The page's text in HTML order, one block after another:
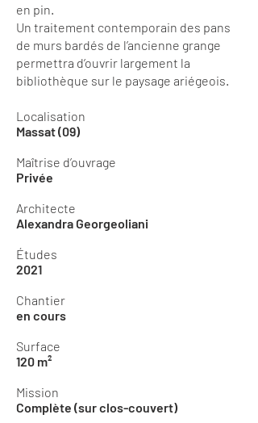
en pin.
Un traitement contemporain des pans
de murs bardés de l’ancienne grange
permettra d’ouvrir largement la
bibliothèque sur le paysage ariégeois.
Localisation
Massat (09)
Maîtrise d’ouvrage
Privée
Architecte
Alexandra Georgeoliani
Études
2021
Chantier
en cours
Surface
120 m²
Mission
Complète (sur clos-couvert)